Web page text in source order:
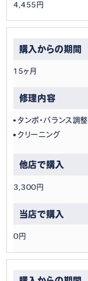
4,455円
15ヶ月
タンポ・バランス調整
クリーニング
3,300円
0円